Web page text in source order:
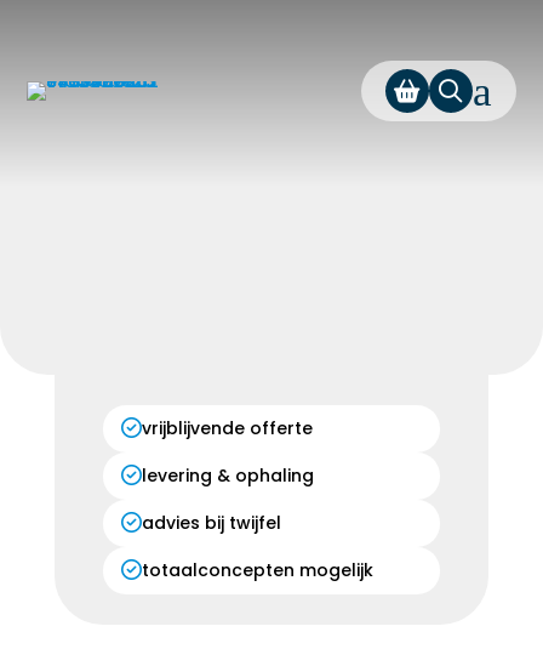
a
vrijblijvende offerte
levering & ophaling
advies bij twijfel
totaalconcepten mogelijk